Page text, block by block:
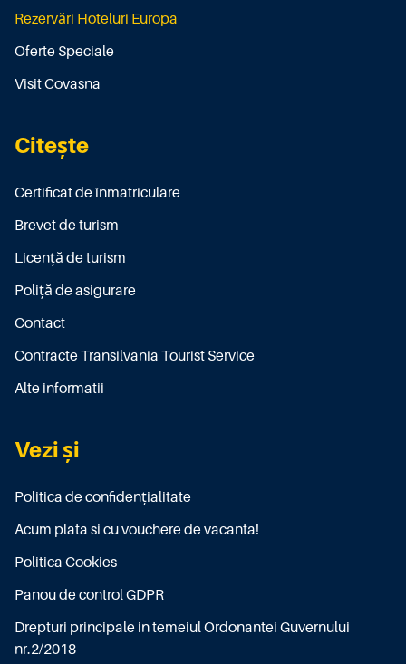
Rezervări Hoteluri Europa
Oferte Speciale
Visit Covasna
Citește
Certificat de înmatriculare
Brevet de turism
Licenţă de turism
Poliţă de asigurare
Contact
Contracte Transilvania Tourist Service
Alte informatii
Vezi și
Politica de confidențialitate
Acum plata si cu vouchere de vacanta!
Politica Cookies
Panou de control GDPR
Drepturi principale in temeiul Ordonantei Guvernului
nr.2/2018